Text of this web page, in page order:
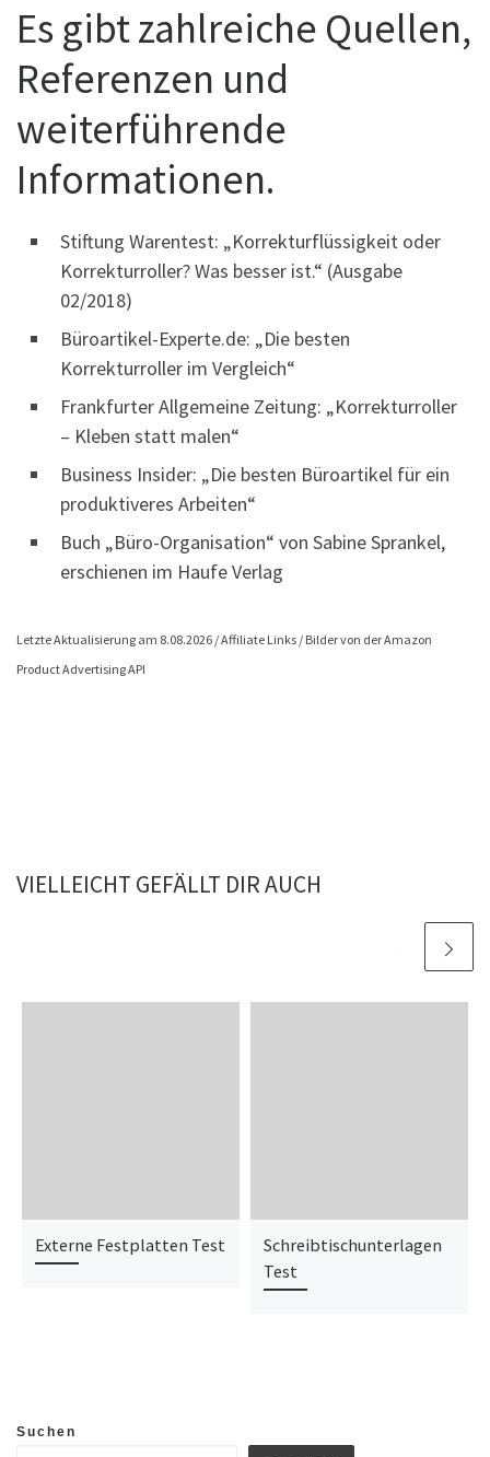
Es gibt zahlreiche Quellen,
Referenzen und
weiterführende
Informationen.
Stiftung Warentest: „Korrekturflüssigkeit oder
Korrekturroller? Was besser ist.“ (Ausgabe
02/2018)
Büroartikel-Experte.de: „Die besten
Korrekturroller im Vergleich“
Frankfurter Allgemeine Zeitung: „Korrekturroller
– Kleben statt malen“
Business Insider: „Die besten Büroartikel für ein
produktiveres Arbeiten“
Buch „Büro-Organisation“ von Sabine Sprankel,
erschienen im Haufe Verlag
Letzte Aktualisierung am 8.08.2026 / Affiliate Links / Bilder von der Amazon
Product Advertising API
VIELLEICHT GEFÄLLT DIR AUCH
Externe Festplatten Test
Schreibtischunterlagen
Test
Suchen